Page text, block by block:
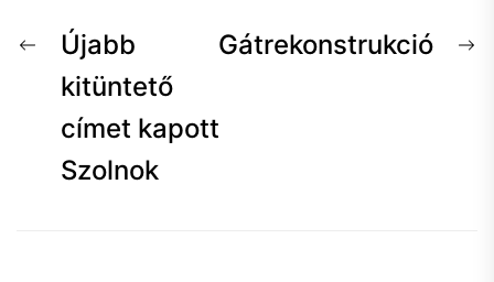
Bejegyzés
navigáció
ElőzőÚjabb
kitüntető
címet kapott
Szolnok
Gátrekonstrukció